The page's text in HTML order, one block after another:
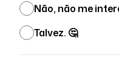
Não, não me
Talvez. 🤔